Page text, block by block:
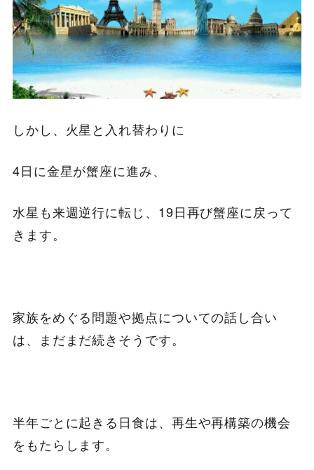
しかし、火星と入れ替わりに
4日に金星が蟹座に進み、
水星も来週逆行に転じ、19日再び蟹座に戻って
きます。
家族をめぐる問題や拠点についての話し合い
は、まだまだ続きそうです。
半年ごとに起きる日食は、再生や再構築の機会
をもたらします。